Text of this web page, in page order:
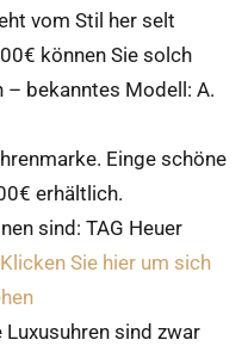
vom Stil her selt
können Sie solch
– bekanntes Modell: A.
Einge schöne
erhältlich.
sind: TAG Heuer
Klicken Sie hier um sich
sind zwar